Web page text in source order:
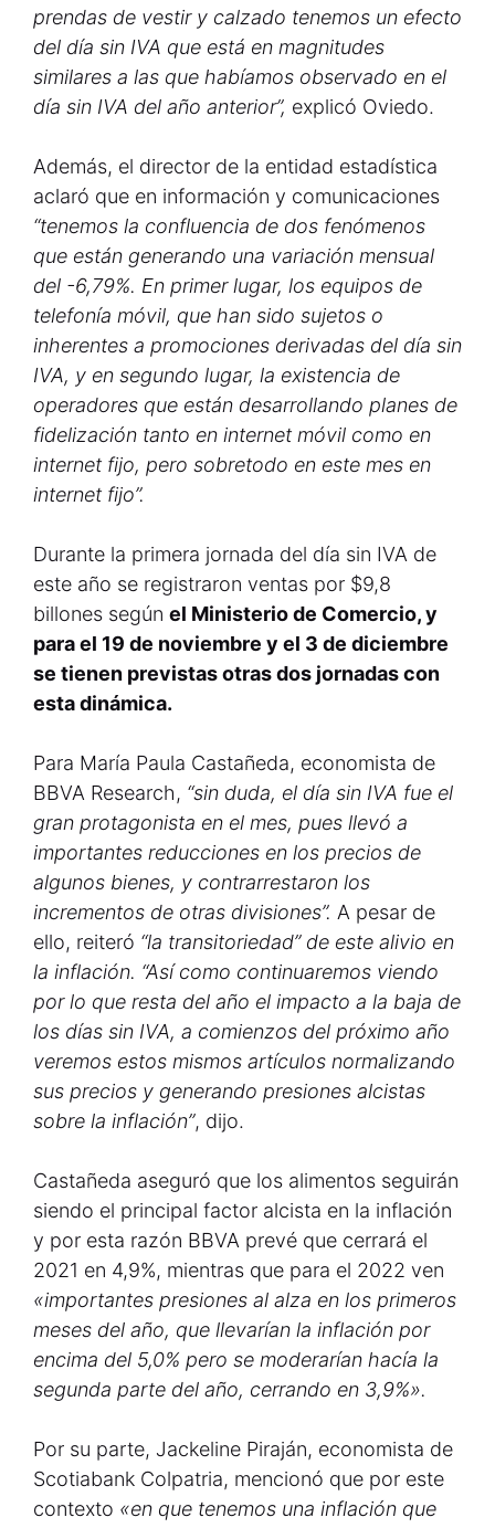
prendas de vestir y calzado tenemos un efecto
del día sin IVA que está en magnitudes
similares a las que habíamos observado en el
día sin IVA del año anterior”, explicó Oviedo.
Además, el director de la entidad estadística
aclaró que en información y comunicaciones
“tenemos la confluencia de dos fenómenos
que están generando una variación mensual
del -6,79%. En primer lugar, los equipos de
telefonía móvil, que han sido sujetos o
inherentes a promociones derivadas del día sin
IVA, y en segundo lugar, la existencia de
operadores que están desarrollando planes de
fidelización tanto en internet móvil como en
internet fijo, pero sobretodo en este mes en
internet fijo”.
Durante la primera jornada del día sin IVA de
este año se registraron ventas por $9,8
billones según el Ministerio de Comercio, y
para el 19 de noviembre y el 3 de diciembre
se tienen previstas otras dos jornadas con
esta dinámica.
Para María Paula Castañeda, economista de
BBVA Research, “sin duda, el día sin IVA fue el
gran protagonista en el mes, pues llevó a
importantes reducciones en los precios de
algunos bienes, y contrarrestaron los
incrementos de otras divisiones”. A pesar de
ello, reiteró “la transitoriedad” de este alivio en
la inflación. “Así como continuaremos viendo
por lo que resta del año el impacto a la baja de
los días sin IVA, a comienzos del próximo año
veremos estos mismos artículos normalizando
sus precios y generando presiones alcistas
sobre la inflación”, dijo.
Castañeda aseguró que los alimentos seguirán
siendo el principal factor alcista en la inflación
y por esta razón BBVA prevé que cerrará el
2021 en 4,9%, mientras que para el 2022 ven
«importantes presiones al alza en los primeros
meses del año, que llevarían la inflación por
encima del 5,0% pero se moderarían hacía la
segunda parte del año, cerrando en 3,9%».
Por su parte, Jackeline Piraján, economista de
Scotiabank Colpatria, mencionó que por este
contexto «en que tenemos una inflación que